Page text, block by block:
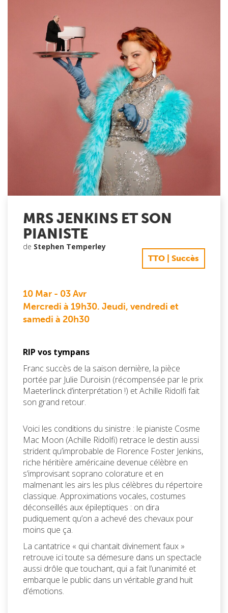
MRS JENKINS ET SON
PIANISTE
de Stephen Temperley
TTO | Succès
10 Mar - 03 Avr
Mercredi à 19h30. Jeudi, vendredi et
samedi à 20h30
RIP vos tympans
Franc succès de la saison dernière, la pièce
portée par Julie Duroisin (récompensée par le prix
Maeterlinck d’interprétation !) et Achille Ridolfi fait
son grand retour.
Voici les conditions du sinistre : le pianiste Cosme
Mac Moon (Achille Ridolfi) retrace le destin aussi
strident qu’improbable de Florence Foster Jenkins,
riche héritière américaine devenue célèbre en
s’improvisant soprano colorature et en
malmenant les airs les plus célèbres du répertoire
classique. Approximations vocales, costumes
déconseillés aux épileptiques : on dira
pudiquement qu’on a achevé des chevaux pour
moins que ça.
La cantatrice « qui chantait divinement faux »
retrouve ici toute sa démesure dans un spectacle
aussi drôle que touchant, qui a fait l’unanimité et
embarque le public dans un véritable grand huit
d’émotions.